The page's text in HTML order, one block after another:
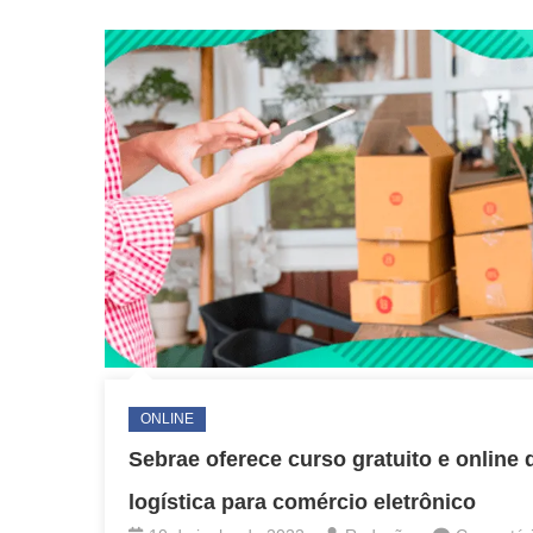
on-
line
com
certificado
ONLINE
Sebrae oferece curso gratuito e online
logística para comércio eletrônico